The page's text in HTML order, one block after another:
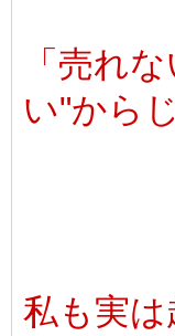
「売れ
い"から
私も実は